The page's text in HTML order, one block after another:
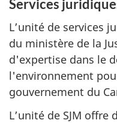
Services
L’unité de services
du ministère de la
d'expertise dans le
l'environnement
gouvernement du
L’unité de SJM offre